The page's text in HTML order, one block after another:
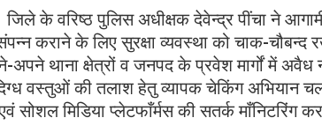
जिले के वरिष्ठ पुलिस अधीक्षक देवेन्द्र पींचा ने
कराने के लिए सुरक्षा व्यवस्था को चाक-
अपने थाना क्षेत्रों व जनपद के प्रवेश मार्गों में अवैध
वस्तुओं की तलाश हेतु व्यापक चेकिंग अभियान
सोशल मिडिया प्लेटफाँर्मस की सतर्क माँनिटरिंग